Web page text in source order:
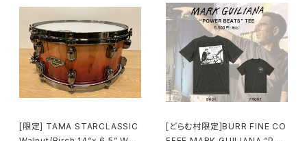
[限定] TAMA STARCLASSIC
[どらむ村限定]BURR FINE CO